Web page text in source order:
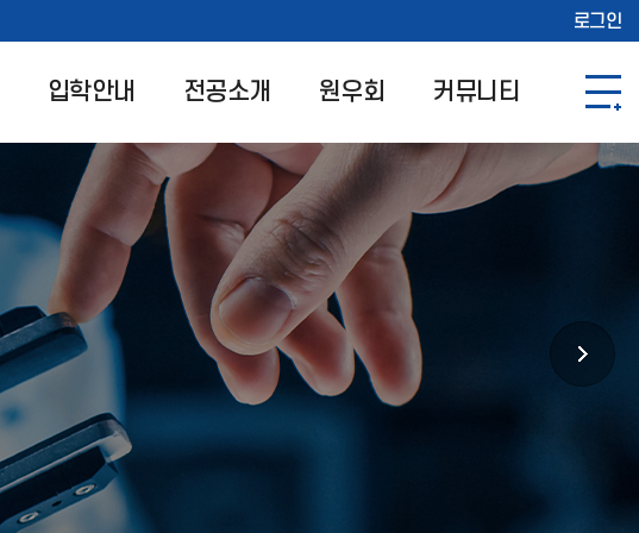
로그인
입학안내 전공소개 원우회 커뮤니티